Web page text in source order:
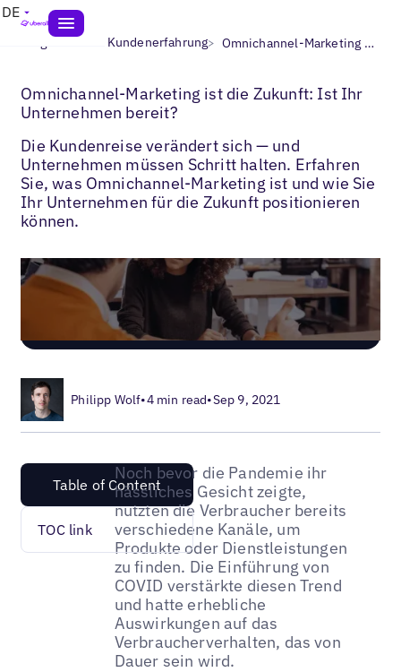
DE
Blogs> Lokale Kundenerfahrung> Omnichannel-Marketing Tipps
Omnichannel-Marketing ist die Zukunft: Ist Ihr
Unternehmen bereit?
Die Kundenreise verändert sich — und
Unternehmen müssen Schritt halten. Erfahren
Sie, was Omnichannel-Marketing ist und wie Sie
Ihr Unternehmen für die Zukunft positionieren
können.
Philipp Wolf•4 min read•Sep 9, 2021
Table of Content
TOC link
Noch bevor die Pandemie ihr
hässliches Gesicht zeigte,
nutzten die Verbraucher bereits
verschiedene Kanäle, um
Produkte oder Dienstleistungen
zu finden. Die Einführung von
COVID verstärkte diesen Trend
und hatte erhebliche
Auswirkungen auf das
Verbraucherverhalten, das von
Dauer sein wird.